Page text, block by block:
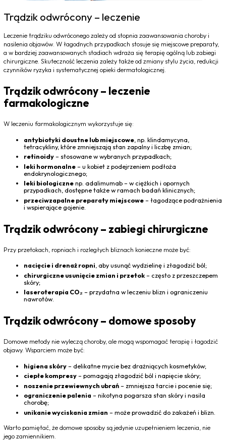
Trądzik odwrócony – leczenie
Leczenie trądziku odwróconego zależy od stopnia zaawansowania choroby i
nasilenia objawów. W łagodnych przypadkach stosuje się miejscowe preparaty,
a w bardziej zaawansowanych stadiach wdraża się terapię ogólną lub zabiegi
chirurgiczne. Skuteczność leczenia zależy także od zmiany stylu życia, redukcji
czynników ryzyka i systematycznej opieki dermatologicznej.
Trądzik odwrócony – leczenie
farmakologiczne
W leczeniu farmakologicznym wykorzystuje się:
antybiotyki doustne lub miejscowe , np. klindamycyna,
tetracykliny, które zmniejszają stan zapalny i liczbę zmian;
retinoidy– stosowane w wybranych przypadkach;
leki hormonalne– u kobiet z podejrzeniem podłoża
endokrynologicznego;
leki biologicznenp. adalimumab – w ciężkich i opornych
przypadkach, dostępne także w ramach badań klinicznych;
przeciwzapalne preparaty miejscowe– łagodzące podrażnienia
i wspierające gojenie.
Trądzik odwrócony – zabiegi chirurgiczne
Przy przetokach, ropniach i rozległych bliznach konieczne może być:
nacięcie i drenaż ropni , aby usunąć wydzielinę i złagodzić ból;
chirurgiczne usunięcie zmian i przetok– często z przeszczepem
skóry;
laseroterapia CO₂ – przydatna w leczeniu blizn i ograniczeniu
nawrotów.
Trądzik odwrócony – domowe sposoby
Domowe metody nie wyleczą choroby, ale mogą wspomagać terapię i łagodzić
objawy. Wsparciem może być:
higiena skóry– delikatne mycie bez drażniących kosmetyków;
ciepłe kompresy– pomagają złagodzić ból i napięcie skóry;
noszenie przewiewnych ubrań– zmniejsza tarcie i pocenie się;
ograniczenie palenia – nikotyna pogarsza stan skóry i nasila
chorobę;
unikanie wyciskania zmian – może prowadzić do zakażeń i blizn.
Warto pamiętać, że domowe sposoby są jedynie uzupełnieniem leczenia, nie
jego zamiennikiem.